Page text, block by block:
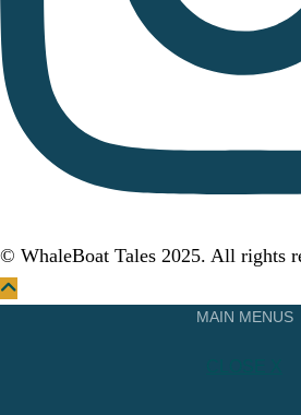
© WhaleBoat Tales 2025. All rights
MAIN MENUS